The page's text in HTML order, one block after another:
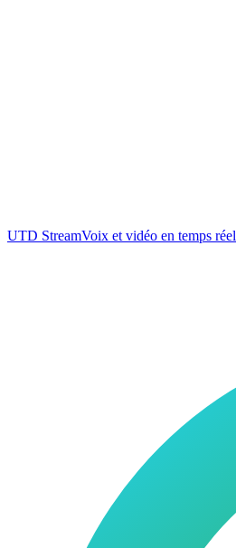
UTD StreamVoix et vidéo en temps réel